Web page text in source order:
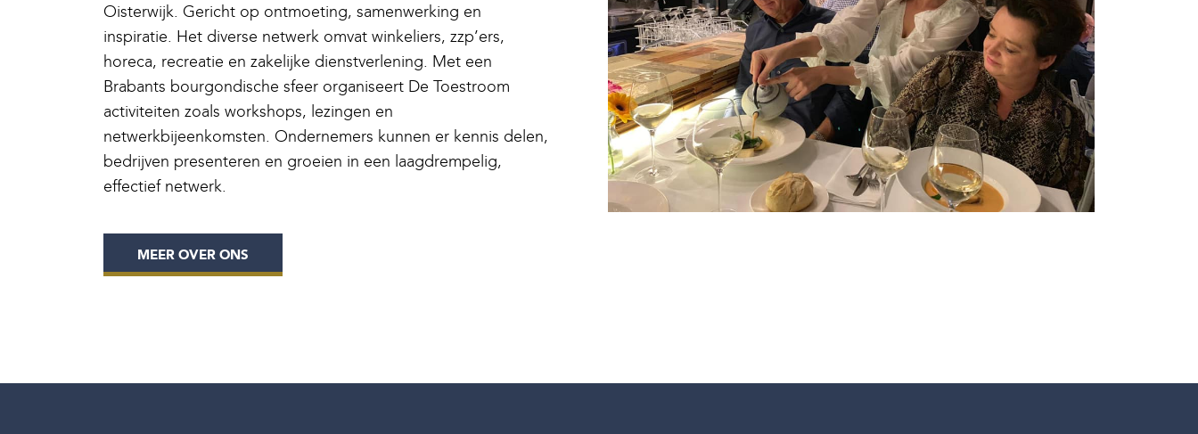
Oisterwijk. Gericht op ontmoeting, samenwerking en
inspiratie. Het diverse netwerk omvat winkeliers, zzp’ers,
horeca, recreatie en zakelijke dienstverlening. Met een
Brabants bourgondische sfeer organiseert De Toestroom
activiteiten zoals workshops, lezingen en
netwerkbijeenkomsten. Ondernemers kunnen er kennis delen,
bedrijven presenteren en groeien in een laagdrempelig,
effectief netwerk.
MEER OVER ONS